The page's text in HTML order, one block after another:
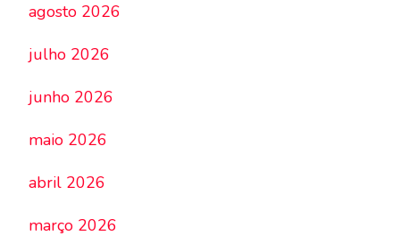
agosto 2026
julho 2026
junho 2026
maio 2026
abril 2026
março 2026